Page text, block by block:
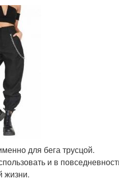
для бега трусцой.
и в
жизни.